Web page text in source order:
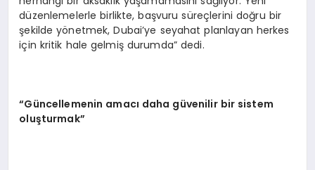
düzenlemelerle birlikte, başvuru süreçlerini doğru bir
şekilde yönetmek, Dubai’ye seyahat planlayan herkes
için kritik hale gelmiş durumda” dedi.
“Güncellemenin amacı daha güvenilir bir sistem
oluşturmak”